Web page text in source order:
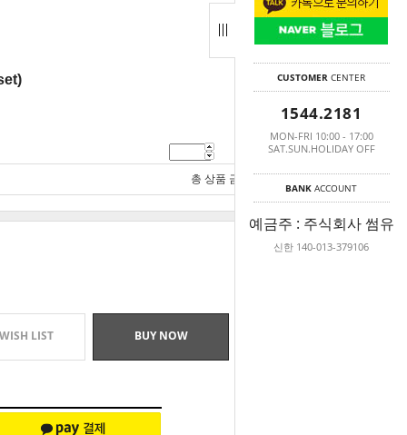
CUSTOMER CENTER
1544.2181
MON-FRI 10:00 - 17:00
SAT.SUN.HOLIDAY OFF
BANK ACCOUNT
예금주 : 주식회사 썸유
신한 140-013-379106
원
총 상품 금액
WISH LIST BUY NOW